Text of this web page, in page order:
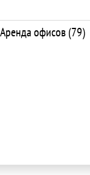
Аренда офисов(79)